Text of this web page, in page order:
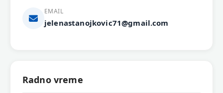
EMAIL
jelenastanojkovic71@gmail.com
Radno vreme